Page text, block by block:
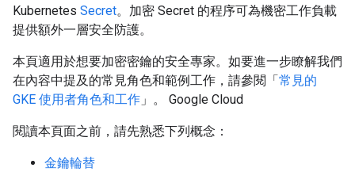
Kubernetes Secret。加密 Secret 的程序可為機密工作負載
提供額外一層安全防護。
本頁適用於想要加密密鑰的安全專家。如要進一步瞭解我們
在內容中提及的常見角色和範例工作，請參閱「常見的
GKE 使用者角色和工作 」。 Google Cloud
閱讀本頁面之前，請先熟悉下列概念：
金鑰輪替